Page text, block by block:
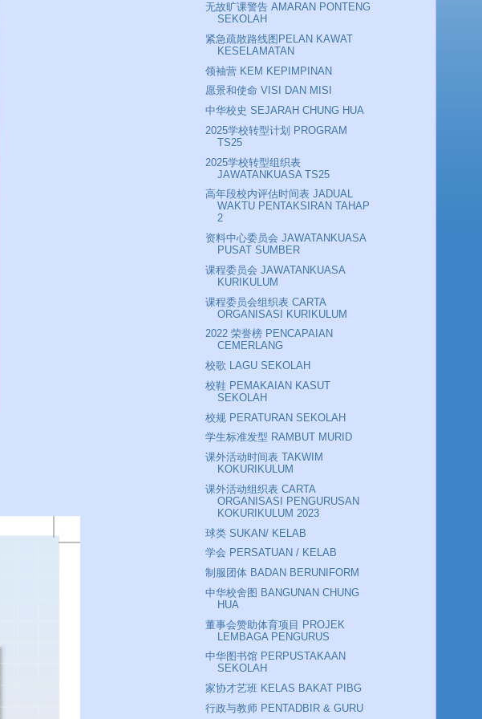
无故旷课警告 AMARAN PONTENG
SEKOLAH
紧急疏散路线图PELAN KAWAT
KESELAMATAN
领袖营 KEM KEPIMPINAN
愿景和使命 VISI DAN MISI
中华校史 SEJARAH CHUNG HUA
2025学校转型计划 PROGRAM
TS25
2025学校转型组织表
JAWATANKUASA TS25
高年段校内评估时间表 JADUAL
WAKTU PENTAKSIRAN TAHAP
2
资料中心委员会 JAWATANKUASA
PUSAT SUMBER
课程委员会 JAWATANKUASA
KURIKULUM
课程委员会组织表 CARTA
ORGANISASI KURIKULUM
2022 荣誉榜 PENCAPAIAN
CEMERLANG
校歌 LAGU SEKOLAH
校鞋 PEMAKAIAN KASUT
SEKOLAH
校规 PERATURAN SEKOLAH
学生标准发型 RAMBUT MURID
课外活动时间表 TAKWIM
KOKURIKULUM
课外活动组织表 CARTA
ORGANISASI PENGURUSAN
KOKURIKULUM 2023
球类 SUKAN/ KELAB
学会 PERSATUAN / KELAB
制服团体 BADAN BERUNIFORM
中华校舍图 BANGUNAN CHUNG
HUA
董事会赞助体育项目 PROJEK
LEMBAGA PENGURUS
中华图书馆 PERPUSTAKAAN
SEKOLAH
家协才艺班 KELAS BAKAT PIBG
行政与教师 PENTADBIR & GURU